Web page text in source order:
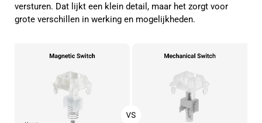
versturen. Dat lijkt een klein detail, maar het zorgt voor
grote verschillen in werking en mogelijkheden.